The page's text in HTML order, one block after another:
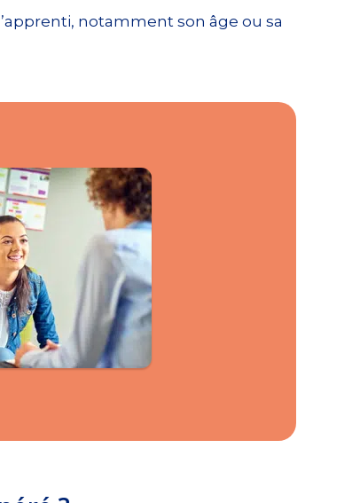
notamment son âge ou sa